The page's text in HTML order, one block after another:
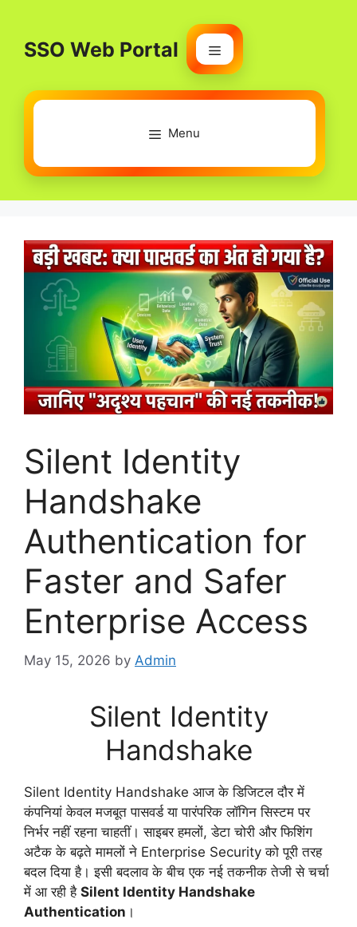
contentSSO Web Portal
Menu
Menu
Silent Identity
Handshake
Authentication for
Faster and Safer
Enterprise Access
May 15, 2026 by Admin
Silent Identity
Handshake
Silent Identity Handshake आज के डिजिटल दौर में
कंपनियां केवल मजबूत पासवर्ड या पारंपरिक लॉगिन सिस्टम पर
निर्भर नहीं रहना चाहतीं। साइबर हमलों, डेटा चोरी और फिशिंग
अटैक के बढ़ते मामलों ने Enterprise Security को पूरी तरह
बदल दिया है। इसी बदलाव के बीच एक नई तकनीक तेजी से चर्चा
में आ रही है Silent Identity Handshake
Authentication ।